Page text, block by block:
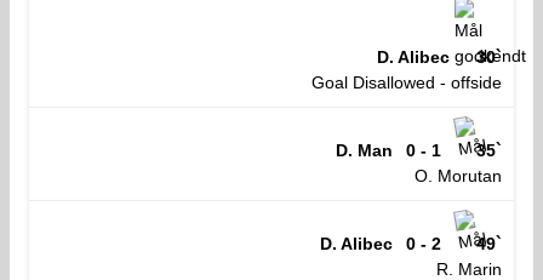
D. Alibec
30`
Goal Disallowed - offside
D. Man 0 - 1
35`
O. Morutan
D. Alibec 0 - 2
49`
R. Marin